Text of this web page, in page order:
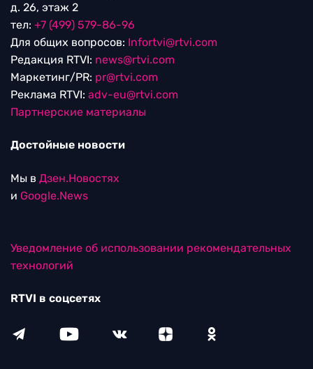
д. 26, этаж 2
тел: +7 (499) 579-86-96
Для общих вопросов: Infortvi@rtvi.com
Редакция RTVI: news@rtvi.com
Маркетинг/PR: pr@rtvi.com
Реклама RTVI: adv-eu@rtvi.com
Партнерские материалы
Достойные новости
Мы в Дзен.Новостях
и Google.News
Уведомление об использовании рекомендательных
технологий
RTVI в соцсетях